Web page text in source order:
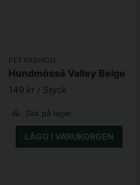
PET FASHION
Hundmössä Valley Beige
149 kr / Styck
Slut på lager
LÄGG I VARUKORGEN